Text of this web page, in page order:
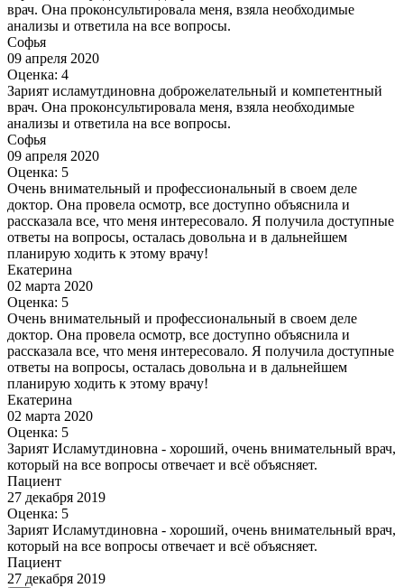
врач. Она проконсультировала меня, взяла необходимые
анализы и ответила на все вопросы.
Софья
09 апреля 2020
Оценка: 4
Зарият исламутдиновна доброжелательный и компетентный
врач. Она проконсультировала меня, взяла необходимые
анализы и ответила на все вопросы.
Софья
09 апреля 2020
Оценка: 5
Очень внимательный и профессиональный в своем деле
доктор. Она провела осмотр, все доступно объяснила и
рассказала все, что меня интересовало. Я получила доступные
ответы на вопросы, осталась довольна и в дальнейшем
планирую ходить к этому врачу!
Екатерина
02 марта 2020
Оценка: 5
Очень внимательный и профессиональный в своем деле
доктор. Она провела осмотр, все доступно объяснила и
рассказала все, что меня интересовало. Я получила доступные
ответы на вопросы, осталась довольна и в дальнейшем
планирую ходить к этому врачу!
Екатерина
02 марта 2020
Оценка: 5
Зарият Исламутдиновна - хороший, очень внимательный врач,
который на все вопросы отвечает и всё объясняет.
Пациент
27 декабря 2019
Оценка: 5
Зарият Исламутдиновна - хороший, очень внимательный врач,
который на все вопросы отвечает и всё объясняет.
Пациент
27 декабря 2019